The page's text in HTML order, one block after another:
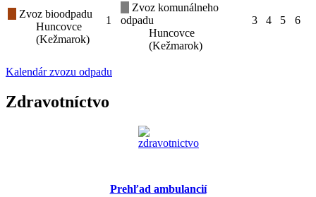
Zvoz bioodpadu
Huncovce
(Kežmarok)
1
Zvoz komunálneho
odpadu
Huncovce
(Kežmarok)
3 4 5 6
Kalendár zvozu odpadu
Zdravotníctvo
Prehľad ambulancií